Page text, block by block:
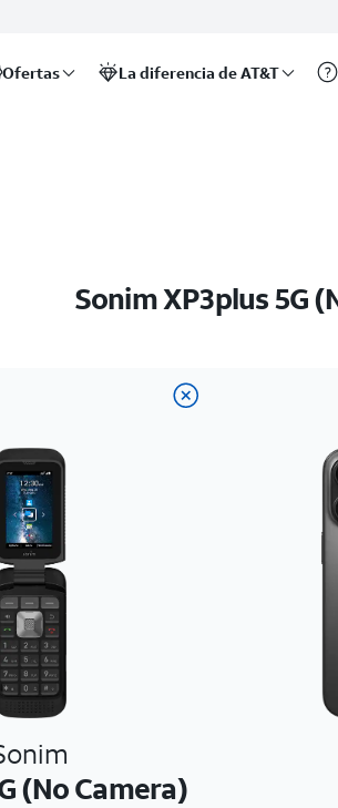
Ofertas La diferencia de AT&T
Sonim XP3plus 5G
(No Camera)